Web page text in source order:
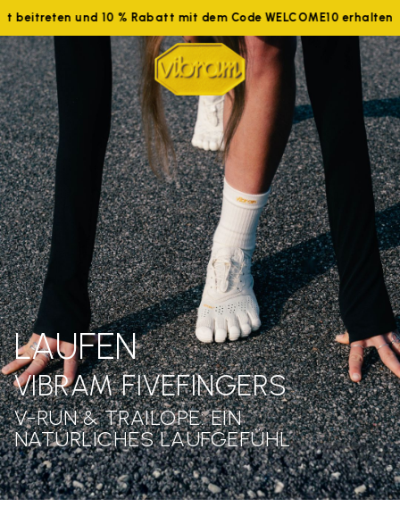
beitreten und 10 % Rabatt mit dem Code WELCOME10 erhalten
LAUFEN
VIBRAM FIVEFINGERS
V-RUN & TRAILOPE: EIN
NATÜRLICHES LAUFGEFÜHL